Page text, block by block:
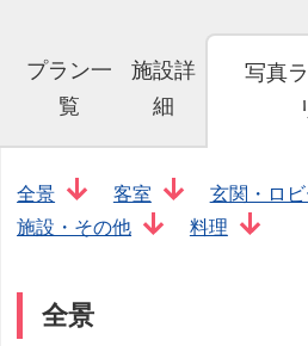
プラン一
覧
施設詳
細
写真
全景 客室
玄関・ロ
施設・その他
料理
全景